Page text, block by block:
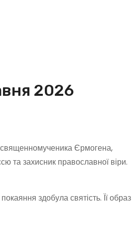
2026
священномученика Єрмогена,
та захисник православної віри.
здобула святість. Її образ